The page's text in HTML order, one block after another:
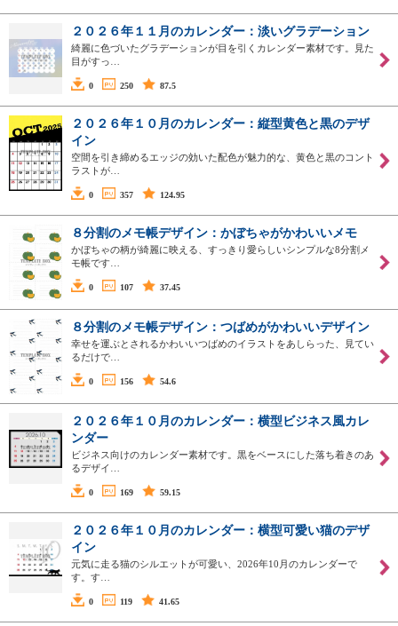
２０２６年１１月のカレンダー：淡いグラデーション
綺麗に色づいたグラデーションが目を引くカレンダー素材です。見た
目がすっ…
0 250 87.5
２０２６年１０月のカレンダー：縦型黄色と黒のデザ
イン
空間を引き締めるエッジの効いた配色が魅力的な、黄色と黒のコント
ラストが…
0 357 124.95
８分割のメモ帳デザイン：かぼちゃがかわいいメモ
かぼちゃの柄が綺麗に映える、すっきり愛らしいシンプルな8分割メ
モ帳です…
0 107 37.45
８分割のメモ帳デザイン：つばめがかわいいデザイン
幸せを運ぶとされるかわいいつばめのイラストをあしらった、見てい
るだけで…
0 156 54.6
２０２６年１０月のカレンダー：横型ビジネス風カレ
ンダー
ビジネス向けのカレンダー素材です。黒をベースにした落ち着きのあ
るデザイ…
0 169 59.15
２０２６年１０月のカレンダー：横型可愛い猫のデザ
イン
元気に走る猫のシルエットが可愛い、2026年10月のカレンダーで
す。す…
0 119 41.65